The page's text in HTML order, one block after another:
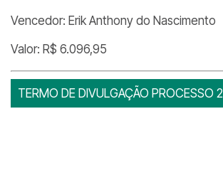
Vencedor: Erik Anthony do Nascimento
Valor: R$ 6.096,95
TERMO DE DIVULGAÇÃO PROCESSO